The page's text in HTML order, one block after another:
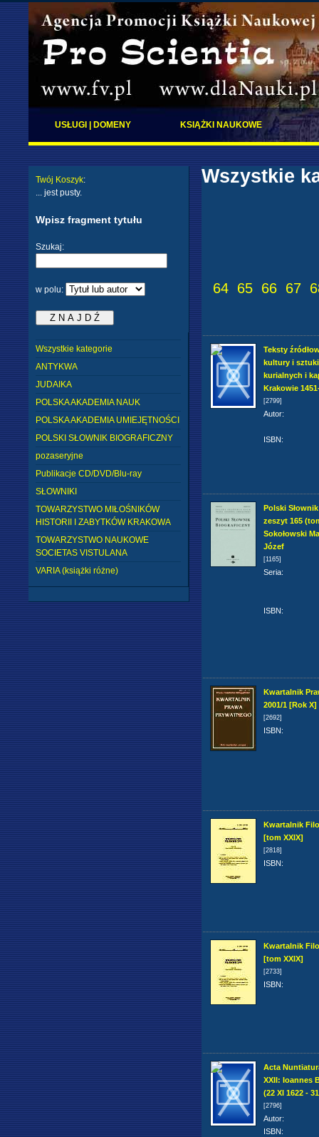
USŁUGI | DOMENY KSIĄŻKI NAUKOWE
Twój Koszyk:
... jest pusty.
Wpisz fragment tytułu
Szukaj:
w polu:
Wszystkie kategorie
ANTYKWA
JUDAIKA
POLSKA AKADEMIA NAUK
POLSKA AKADEMIA UMIEJĘTNOŚCI
POLSKI SŁOWNIK BIOGRAFICZNY
pozaseryjne
Publikacje CD/DVD/Blu-ray
SŁOWNIKI
TOWARZYSTWO MIŁOŚNIKÓW
HISTORII I ZABYTKÓW KRAKOWA
TOWARZYSTWO NAUKOWE
SOCIETAS VISTULANA
VARIA (książki różne)
Wszystkie
64 65 66 67
Teksty
kultury i
kurialnych i
Krakowie
[2799]
Autor:
ISBN:
Polski
zeszyt 165
Sokołowski
Józef
[1165]
Seria:
ISBN:
Kwartalnik
2001/1 [Rok X]
[2692]
ISBN:
Kwartalnik
[tom XXIX]
[2818]
ISBN:
Kwartalnik
[tom XXIX]
[2733]
ISBN:
Acta
XXII: Ioannes
(22 XI 1622 -
[2796]
Autor:
ISBN: